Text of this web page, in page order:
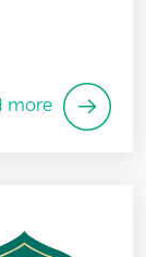
more